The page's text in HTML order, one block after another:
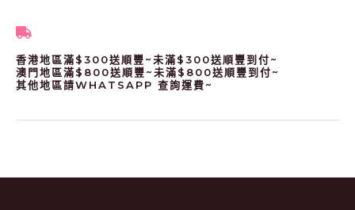
香港地區滿$300送順豐~未滿$300送順豐到付~
澳門地區滿$800送順豐~未滿$800送順豐到付~
其他地區請WHATSAPP 查詢運費~